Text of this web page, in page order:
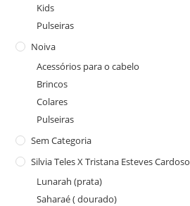
Kids
Pulseiras
Noiva
Acessórios para o cabelo
Brincos
Colares
Pulseiras
Sem Categoria
Silvia Teles X Tristana Esteves Cardoso
Lunarah (prata)
Saharaé ( dourado)